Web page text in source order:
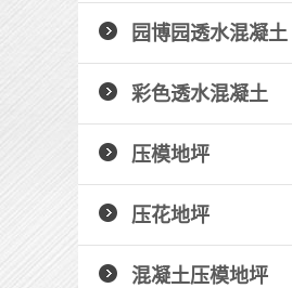
园博园透水混凝土
彩色透水混凝土
压模地坪
压花地坪
混凝土压模地坪